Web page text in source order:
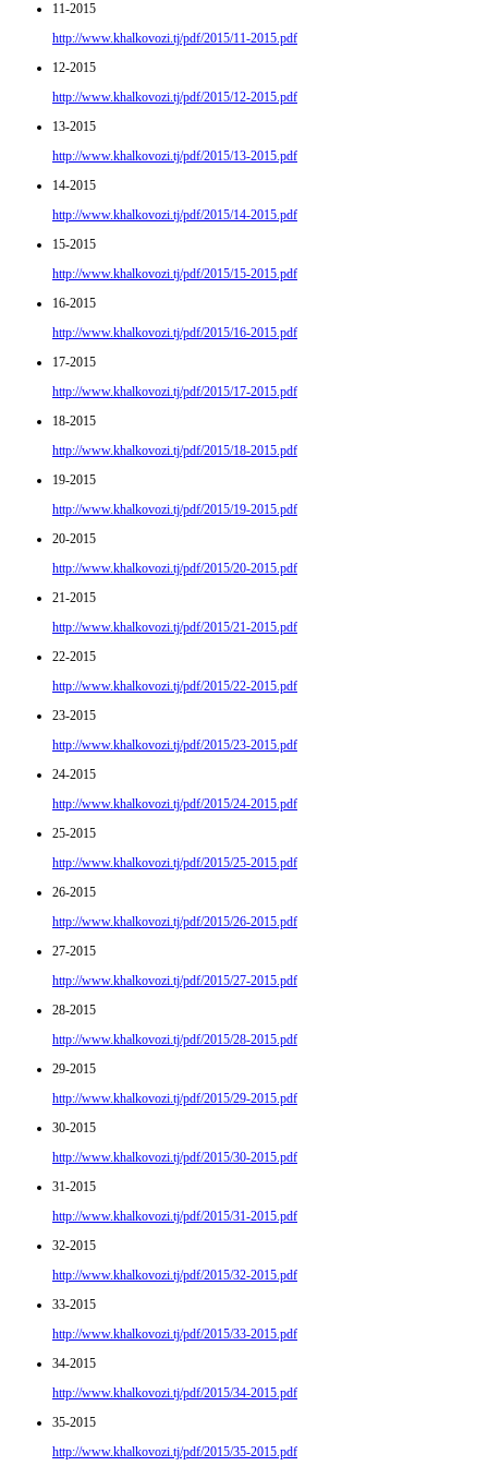
11-2015
http://www.khalkovozi.tj/pdf/2015/11-2015.pdf
12-2015
http://www.khalkovozi.tj/pdf/2015/12-2015.pdf
13-2015
http://www.khalkovozi.tj/pdf/2015/13-2015.pdf
14-2015
http://www.khalkovozi.tj/pdf/2015/14-2015.pdf
15-2015
http://www.khalkovozi.tj/pdf/2015/15-2015.pdf
16-2015
http://www.khalkovozi.tj/pdf/2015/16-2015.pdf
17-2015
http://www.khalkovozi.tj/pdf/2015/17-2015.pdf
18-2015
http://www.khalkovozi.tj/pdf/2015/18-2015.pdf
19-2015
http://www.khalkovozi.tj/pdf/2015/19-2015.pdf
20-2015
http://www.khalkovozi.tj/pdf/2015/20-2015.pdf
21-2015
http://www.khalkovozi.tj/pdf/2015/21-2015.pdf
22-2015
http://www.khalkovozi.tj/pdf/2015/22-2015.pdf
23-2015
http://www.khalkovozi.tj/pdf/2015/23-2015.pdf
24-2015
http://www.khalkovozi.tj/pdf/2015/24-2015.pdf
25-2015
http://www.khalkovozi.tj/pdf/2015/25-2015.pdf
26-2015
http://www.khalkovozi.tj/pdf/2015/26-2015.pdf
27-2015
http://www.khalkovozi.tj/pdf/2015/27-2015.pdf
28-2015
http://www.khalkovozi.tj/pdf/2015/28-2015.pdf
29-2015
http://www.khalkovozi.tj/pdf/2015/29-2015.pdf
30-2015
http://www.khalkovozi.tj/pdf/2015/30-2015.pdf
31-2015
http://www.khalkovozi.tj/pdf/2015/31-2015.pdf
32-2015
http://www.khalkovozi.tj/pdf/2015/32-2015.pdf
33-2015
http://www.khalkovozi.tj/pdf/2015/33-2015.pdf
34-2015
http://www.khalkovozi.tj/pdf/2015/34-2015.pdf
35-2015
http://www.khalkovozi.tj/pdf/2015/35-2015.pdf